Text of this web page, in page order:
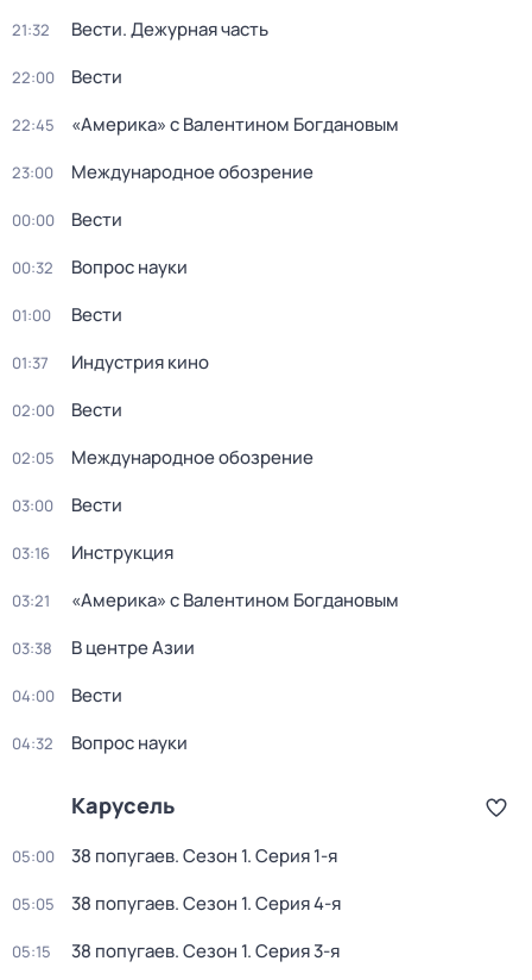
21:32 Вести. Дежурная часть
22:00 Вести
22:45 «Америка» с Валентином Богдановым
23:00 Международное обозрение
00:00 Вести
00:32 Вопрос науки
01:00 Вести
01:37 Индустрия кино
02:00 Вести
02:05 Международное обозрение
03:00 Вести
03:16 Инструкция
03:21 «Америка» с Валентином Богдановым
03:38 В центре Азии
04:00 Вести
04:32 Вопрос науки
Карусель
05:00 38 попугаев. Сезон 1. Серия 1-я
05:05 38 попугаев. Сезон 1. Серия 4-я
05:15 38 попугаев. Сезон 1. Серия 3-я